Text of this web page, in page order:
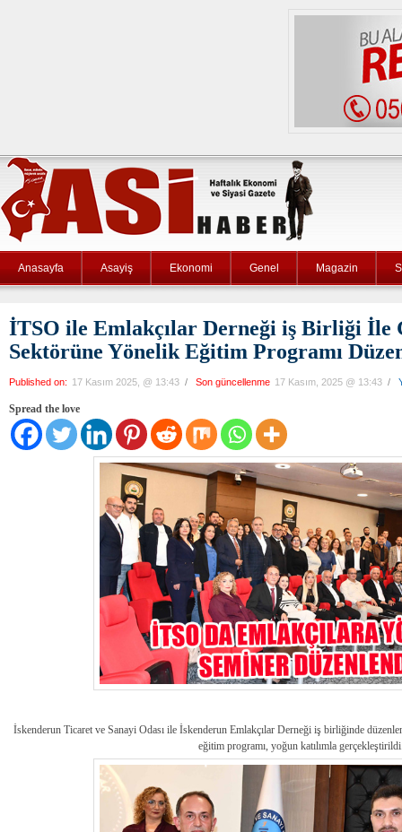
Anasayfa Asayiş Ekonomi Genel Magazin
İTSO ile Emlakçılar Derneği iş Birliği İle
Sektörüne Yönelik Eğitim Programı
Published on: 17 Kasım 2025, @ 13:43 / Son güncellenme 17 Kasım, 2025 @ 13:43 /
Spread the love
İskenderun Ticaret ve Sanayi Odası ile İskenderun Emlakçılar Derneği iş birliğinde
eğitim programı, yoğun katılımla